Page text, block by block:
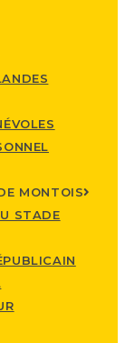
MONTOIS
STADE